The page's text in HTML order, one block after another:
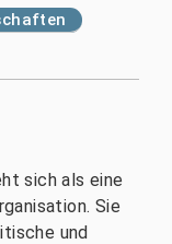
sich als eine
Sie
und